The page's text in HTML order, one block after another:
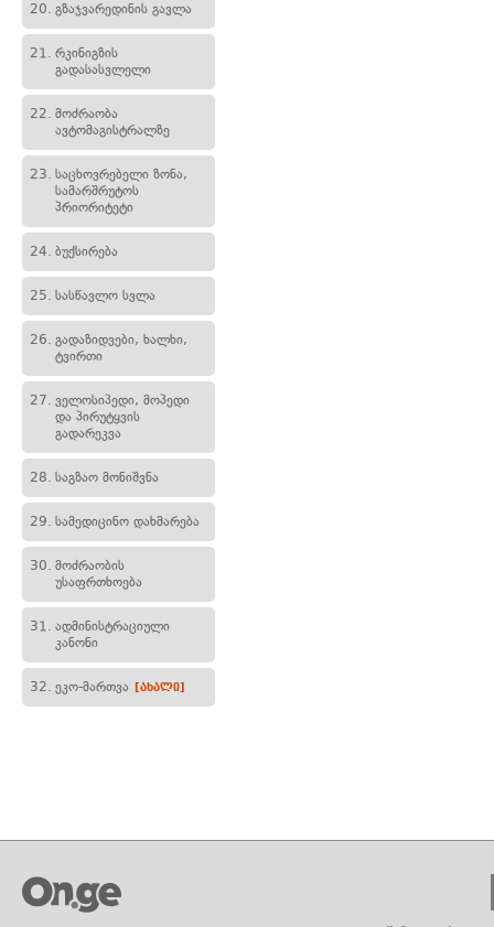
20. გზაჯვარედინის გავლა
21. რკინიგზის
გადასასვლელი
22. მოძრაობა
ავტომაგისტრალზე
23. საცხოვრებელი ზონა,
სამარშრუტოს
პრიორიტეტი
24. ბუქსირება
25. სასწავლო სვლა
26. გადაზიდვები, ხალხი,
ტვირთი
27. ველოსიპედი, მოპედი
და პირუტყვის
გადარეკვა
28. საგზაო მონიშვნა
29. სამედიცინო დახმარება
30. მოძრაობის
უსაფრთხოება
31. ადმინისტრაციული
კანონი
32. ეკო-მართვა [ახალი]